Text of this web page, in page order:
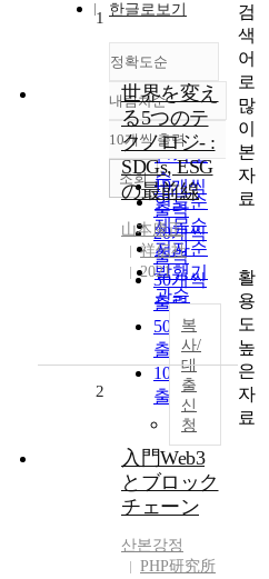
한글로보기
정확도순
정확도
순
인기도
순
연도순
제목순
저자순
발행기
관순
내림차순
내림차순
10개씩 출력
10개씩
출력
20개씩
출력
30개씩
출력
50개씩
출력
100개씩
출력
조회
1
世界を変え
る5つのテ
クノロジ- :
SDGs, ESG
の最前線
山本康正
祥伝社
2021
복
사/
대
출
신
청
2
入門Web3
とブロック
チェーン
산본강정
PHP研究所
검
색
어
로
많
이
본
자
료
활
용
도
높
은
자
료